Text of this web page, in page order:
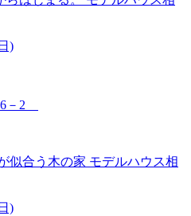
)
－2
似合う木の家 モデルハウス相
)